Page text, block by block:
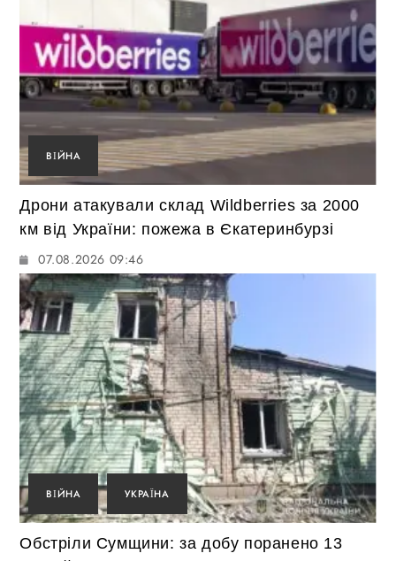
ВІЙНА
Дрони атакували склад Wildberries за 2000
км від України: пожежа в Єкатеринбурзі
07.08.2026 09:46
ВІЙНА УКРАЇНА
Обстріли Сумщини: за добу поранено 13